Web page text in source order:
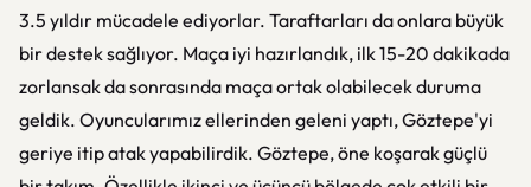
3.5 yıldır mücadele ediyorlar. Taraftarları da onlara büyük
bir destek sağlıyor. Maça iyi hazırlandık, ilk 15-20 dakikada
zorlansak da sonrasında maça ortak olabilecek duruma
geldik. Oyuncularımız ellerinden geleni yaptı, Göztepe'yi
geriye itip atak yapabilirdik. Göztepe, öne koşarak güçlü